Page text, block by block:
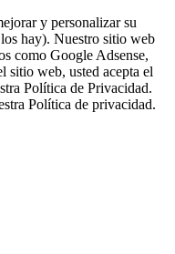
y personalizar su
hay). Nuestro sitio web
como Google Adsense,
web, usted acepta el
Política de Privacidad.
Política de privacidad.